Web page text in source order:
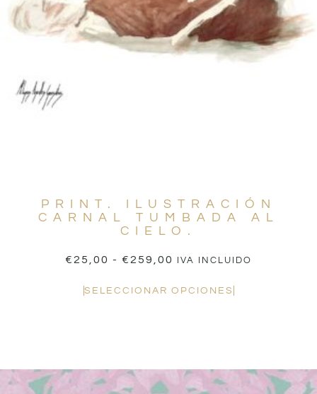
PRINT. ILUSTRACIÓN
CARNAL TUMBADA AL
CIELO.
€25,00 - €259,00 IVA INCLUIDO
SELECCIONAR OPCIONES